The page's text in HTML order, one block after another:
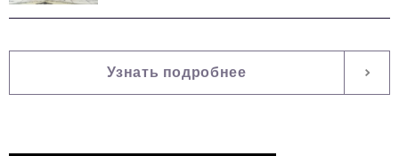
Узнать подробнее